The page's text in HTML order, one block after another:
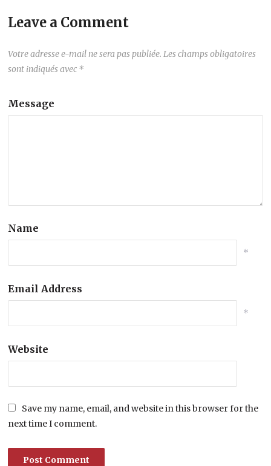
Leave a Comment
Votre adresse e-mail ne sera pas publiée. Les champs obligatoires
sont indiqués avec *
Message
Name
*
Email Address
*
Website
Save my name, email, and website in this browser for the
next time I comment.